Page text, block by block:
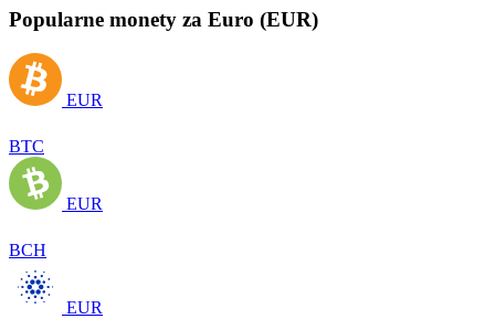
Popularne monety za Euro (EUR)
EUR
BTC
EUR
BCH
EUR